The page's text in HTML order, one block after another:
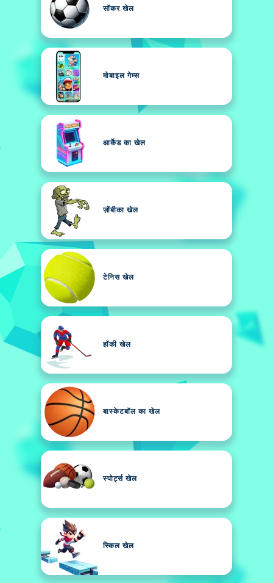
सॉकर खेल
मोबाइल गेम्स
आर्केड का खेल
ज़ोंबीका खेल
टेनिस खेल
हॉकी खेल
बास्केटबॉल का खेल
स्पोर्ट्स खेल
स्किल खेल